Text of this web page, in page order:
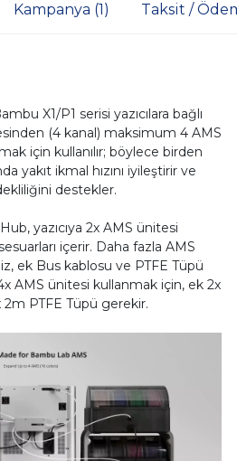
Kampanya (1) Taksit /
X1/P1 serisi yazıcılara bağlı
(4 kanal) maksimum 4 AMS
için kullanılır; böylece birden
yakıt ikmal hızını iyileştirir ve
destekler.
yazıcıya 2x AMS ünitesi
içerir. Daha fazla AMS
ek Bus kablosu ve PTFE Tüpü
AMS ünitesi kullanmak için, ek 2x
PTFE Tüpü gerekir.